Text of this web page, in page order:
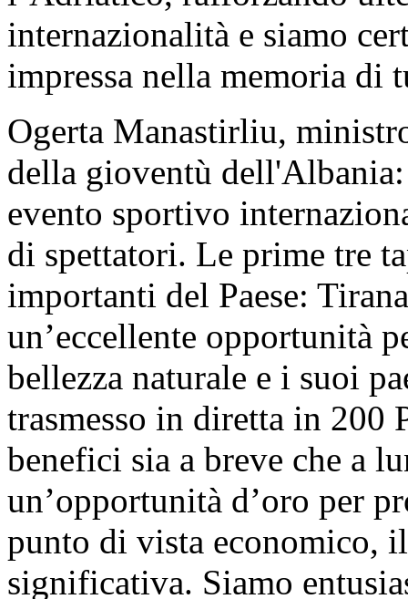
internazionalità e siamo
impressa nella memoria
Ogerta Manastirliu,
della gioventù
evento sportivo
di spettatori. Le prime tre
importanti del Paese:
un’eccellente opportunità
bellezza naturale e i suoi
trasmesso in diretta in 200
benefici sia a breve che a
un’opportunità d’oro per
punto di vista economico,
significativa. Siamo